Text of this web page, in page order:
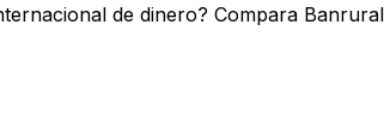
de dinero? Compara